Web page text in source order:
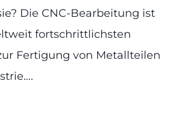
Die CNC-Bearbeitung ist
fortschrittlichsten
Fertigung von Metallteilen